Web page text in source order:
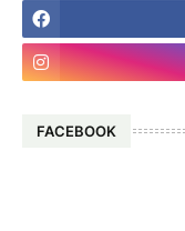
FACEBOOK